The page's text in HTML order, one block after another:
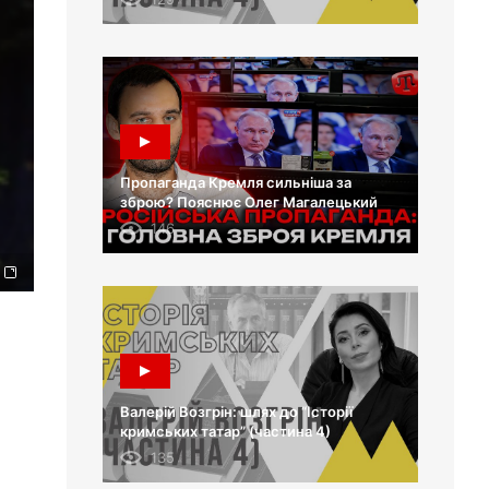
Пропаганда Кремля сильніша за
зброю? Пояснює Олег Магалецький
146
Валерій Возгрін: шлях до “Історії
кримських татар” (частина 4)
135